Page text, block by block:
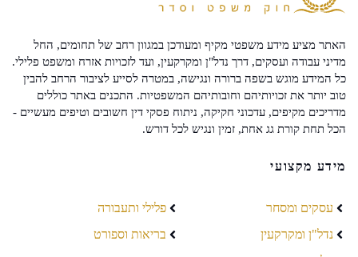
האתר מציע מידע משפטי מקיף ומעודכן במגוון רחב של תחומים, החל
מדיני עבודה ועסקים, דרך נדל"ן ומקרקעין, ועד לזכויות אזרח ומשפט פלילי.
כל המידע מוגש בשפה ברורה ונגישה, במטרה לסייע לציבור הרחב להבין
טוב יותר את זכויותיהם וחובותיהם המשפטיות. התכנים באתר כוללים
מדריכים מקיפים, עדכוני חקיקה, ניתוח פסקי דין חשובים וטיפים מעשיים -
הכל תחת קורת גג אחת, זמין ונגיש לכל דורש.
מידע מקצועי
עסקים ומסחר
נדל"ן ומקרקעין
פלילי ותעבורה
בריאות וספורט